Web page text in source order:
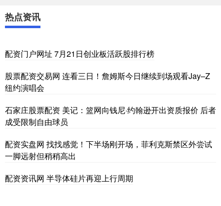
热点资讯
配资门户网址 7月21日创业板活跃股排行榜
股票配资交易网 连看三日！詹姆斯今日继续到场观看Jay–Z
纽约演唱会
石家庄股票配资 美记：篮网向钱尼·约翰逊开出资质报价 后者
成受限制自由球员
配资实盘网 找找感觉！下半场刚开场，菲利克斯禁区外尝试
一脚远射但稍稍高出
配资资讯网 半导体硅片再迎上行周期